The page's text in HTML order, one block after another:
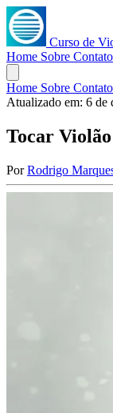
Curso de
Home Sobre Contato
Home Sobre Contato
Atualizado em: 6 de
Tocar
Por Rodrigo